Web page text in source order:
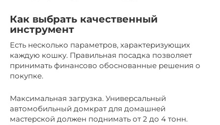
Как выбрать качественный
инструмент
Есть несколько параметров, характеризующих
каждую кошку. Правильная посадка позволяет
принимать финансово обоснованные решения о
покупке.
Максимальная загрузка. Универсальный
автомобильный домкрат для домашней
мастерской должен поднимать от 2 до 4 тонн.